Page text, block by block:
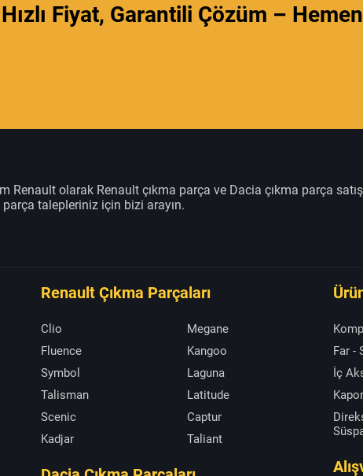
Fiyat, Garantili Çözüm – Hemen
Renault olarak Renault çıkma parça ve Dacia çıkma parça
parça talepleriniz için bizi arayın.
Renault Çıkma Parçaları
Clio
Megane
Fluence
Kangoo
Symbol
Laguna
Talisman
Latitude
Scenic
Captur
Kadjar
Taliant
Far -
İç